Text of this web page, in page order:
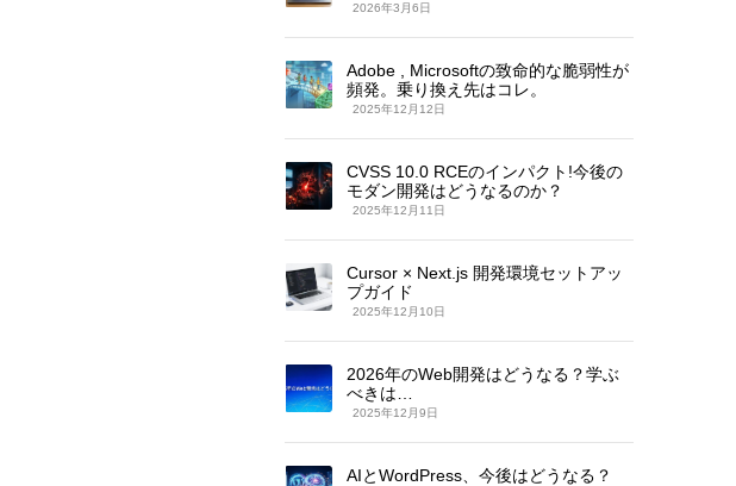
2026年3月6日
Adobe , Microsoftの致命的な脆弱性が
頻発。乗り換え先はコレ。
2025年12月12日
CVSS 10.0 RCEのインパクト!今後の
モダン開発はどうなるのか？
2025年12月11日
Cursor × Next.js 開発環境セットアッ
プガイド
2025年12月10日
2026年のWeb開発はどうなる？学ぶ
べきは…
2025年12月9日
AIとWordPress、今後はどうなる？